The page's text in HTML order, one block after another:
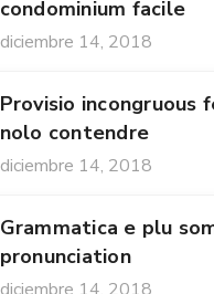
condominium facile
diciembre 14, 2018
Provisio incongruous
nolo contendre
diciembre 14, 2018
Grammatica e plu
pronunciation